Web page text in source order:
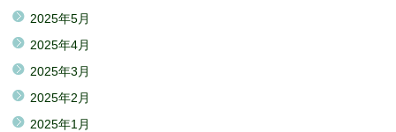
2025年5月
2025年4月
2025年3月
2025年2月
2025年1月